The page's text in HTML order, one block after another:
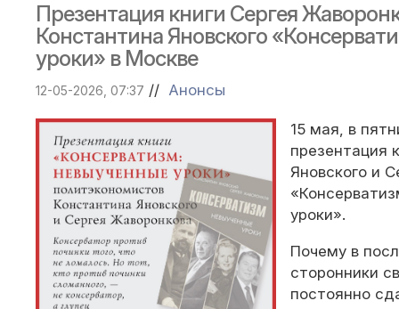
Презентация книги Сергея
Константина Яновского
уроки» в Москве
12-05-2026, 07:37 // Анонсы
15 мая, в
презентация
Яновского и
уроки».
Почему в
сторонники
постоянно